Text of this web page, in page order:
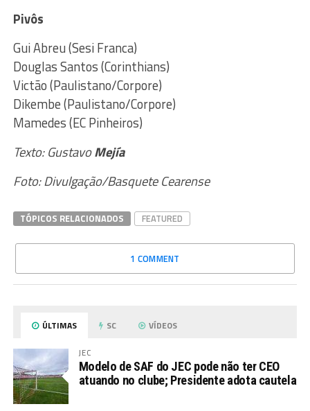
Pivôs
Gui Abreu (Sesi Franca)
Douglas Santos (Corinthians)
Victão (Paulistano/Corpore)
Dikembe (Paulistano/Corpore)
Mamedes (EC Pinheiros)
Texto: GustavoMejía
Foto: Divulgação/Basquete Cearense
TÓPICOS RELACIONADOS FEATURED
1 COMMENT
ÚLTIMAS SC VÍDEOS
JEC
Modelo de SAF do JEC pode não ter CEO
atuando no clube; Presidente adota cautela